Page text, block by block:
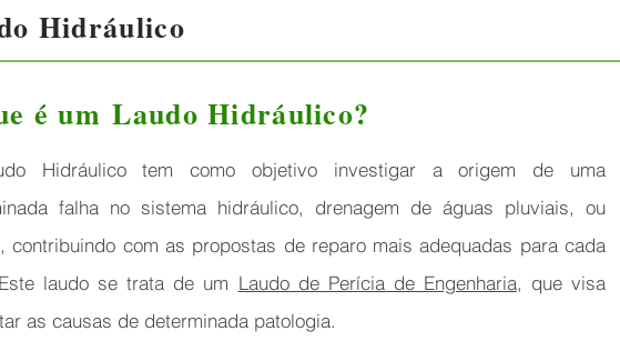
DE ENGENHARIA
Hidráulico
é um Laudo Hidráulico?
Hidráulico tem como objetivo investigar a origem de uma
falha no sistema hidráulico, drenagem de águas pluviais, ou
contribuindo com as propostas de reparo mais adequadas para cada
laudo se trata de um Laudo de Perícia de Engenharia, que visa
as causas de determinada patologia.